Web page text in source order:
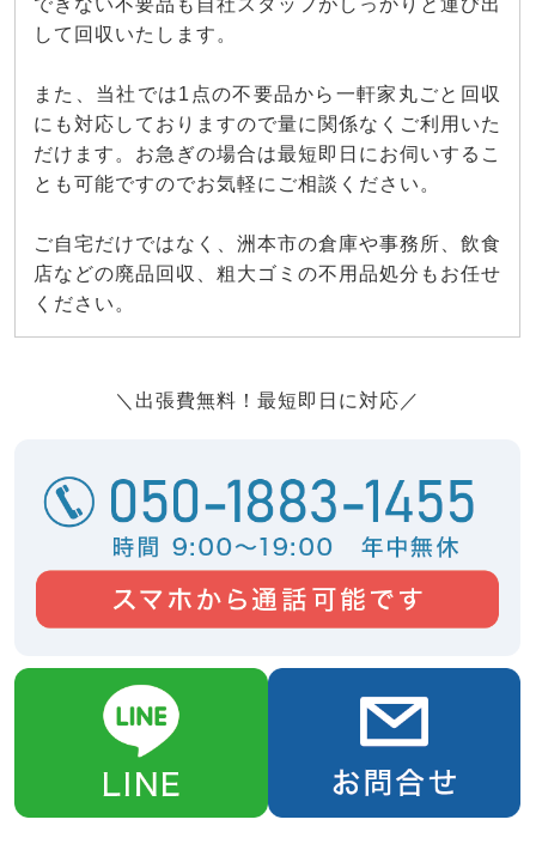
して回収いたします。
また、当社では1点の不要品から一軒家丸ごと回収
にも対応しておりますので量に関係なくご利用いた
だけます。お急ぎの場合は最短即日にお伺いするこ
とも可能ですのでお気軽にご相談ください。
ご自宅だけではなく、洲本市の倉庫や事務所、飲食
店などの廃品回収、粗大ゴミの不用品処分もお任せ
ください。
＼出張費無料！最短即日に対応／